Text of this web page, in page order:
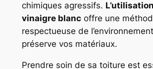
chimiques agressifs.
vinaigre blancoffre une
respectueuse de
préserve vos matériaux.
Prendre soin de sa toiture est